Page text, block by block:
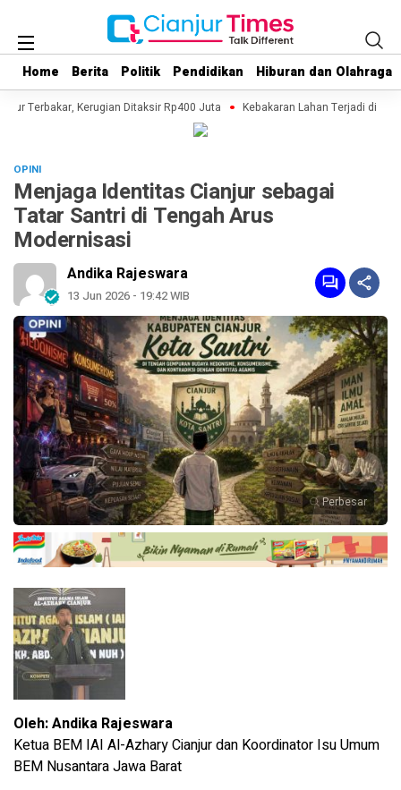
Home Berita Politik Pendidikan Hiburan dan Olahraga
Home Berita Politik Pendidikan Hiburan dan Olahraga
Terbakar, Kerugian Ditaksir Rp400 Juta Kebakaran Lahan Terjadi di
OPINI
Menjaga Identitas Cianjur sebagai
Tatar Santri di Tengah Arus
Modernisasi
Andika Rajeswara
13 Jun 2026 - 19:42 WIB
Perbesar
Oleh: Andika Rajeswara
Ketua BEM IAI Al-Azhary Cianjur dan Koordinator Isu Umum
BEM Nusantara Jawa Barat